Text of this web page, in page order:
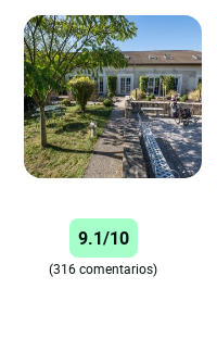
9.1/10
(316 comentarios)